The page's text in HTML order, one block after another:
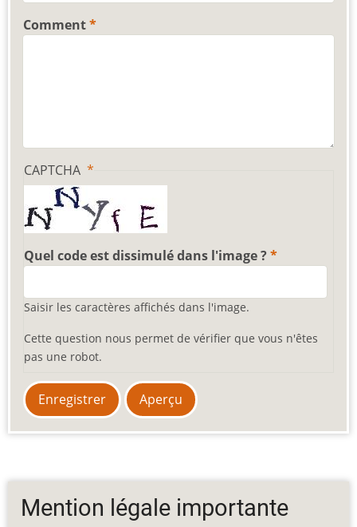
Comment
CAPTCHA
Quel code est dissimulé dans l'image ?
Saisir les caractères affichés dans l'image.
Cette question nous permet de vérifier que vous n'êtes
pas une robot.
Mention légale importante